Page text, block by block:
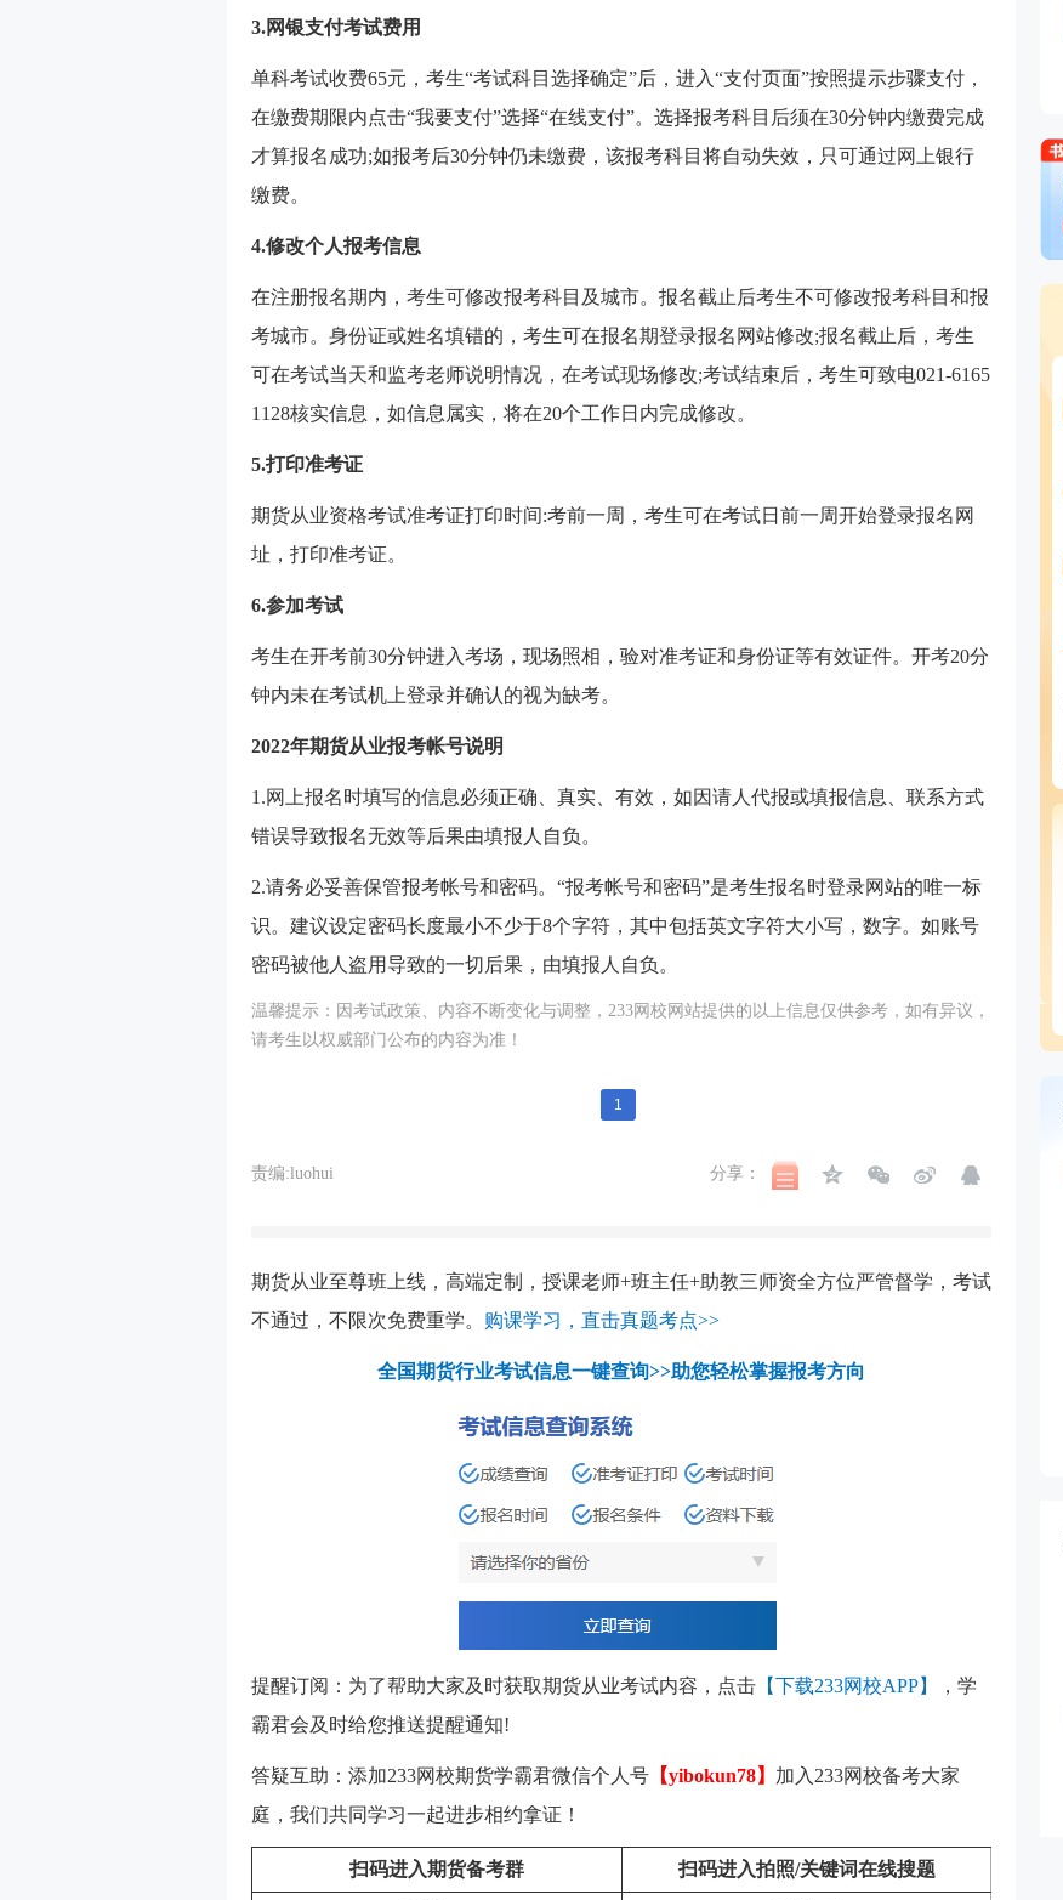
3.网银支付考试费用
单科考试收费65元，考生“考试科目选择确定”后，进入“支付页面”按照提示步骤支付，
在缴费期限内点击“我要支付”选择“在线支付”。选择报考科目后须在30分钟内缴费完成
才算报名成功;如报考后30分钟仍未缴费，该报考科目将自动失效，只可通过网上银行
缴费。
4.修改个人报考信息
在注册报名期内，考生可修改报考科目及城市。报名截止后考生不可修改报考科目和报
考城市。身份证或姓名填错的，考生可在报名期登录报名网站修改;报名截止后，考生
可在考试当天和监考老师说明情况，在考试现场修改;考试结束后，考生可致电021-6165
1128核实信息，如信息属实，将在20个工作日内完成修改。
5.打印准考证
期货从业资格考试准考证打印时间:考前一周，考生可在考试日前一周开始登录报名网
址，打印准考证。
6.参加考试
考生在开考前30分钟进入考场，现场照相，验对准考证和身份证等有效证件。开考20分
钟内未在考试机上登录并确认的视为缺考。
2022年期货从业报考帐号说明
1.网上报名时填写的信息必须正确、真实、有效，如因请人代报或填报信息、联系方式
错误导致报名无效等后果由填报人自负。
2.请务必妥善保管报考帐号和密码。“报考帐号和密码”是考生报名时登录网站的唯一标
识。建议设定密码长度最小不少于8个字符，其中包括英文字符大小写，数字。如账号
密码被他人盗用导致的一切后果，由填报人自负。
温馨提示：因考试政策、内容不断变化与调整，233网校网站提供的以上信息仅供参考，如有异议，
请考生以权威部门公布的内容为准！
1
责编:luohui 分享：
期货从业至尊班上线，高端定制，授课老师+班主任+助教三师资全方位严管督学，考试
不通过，不限次免费重学。 购课学习，直击真题考点>>
全国期货行业考试信息一键查询>>助您轻松掌握报考方向
提醒订阅：为了帮助大家及时获取期货从业考试内容，点击 【下载233网校APP】
，学
霸君会及时给您推送提醒通知!
答疑互助：添加233网校期货学霸君微信个人号 【yibokun78】 加入233网校备考大家
庭，我们共同学习一起进步相约拿证！
扫码进入期货备考群 扫码进入拍照/关键词在线搜题